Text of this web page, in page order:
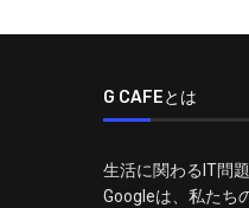
G CAFEとは
生活に関わるIT問
Googleは、私たち